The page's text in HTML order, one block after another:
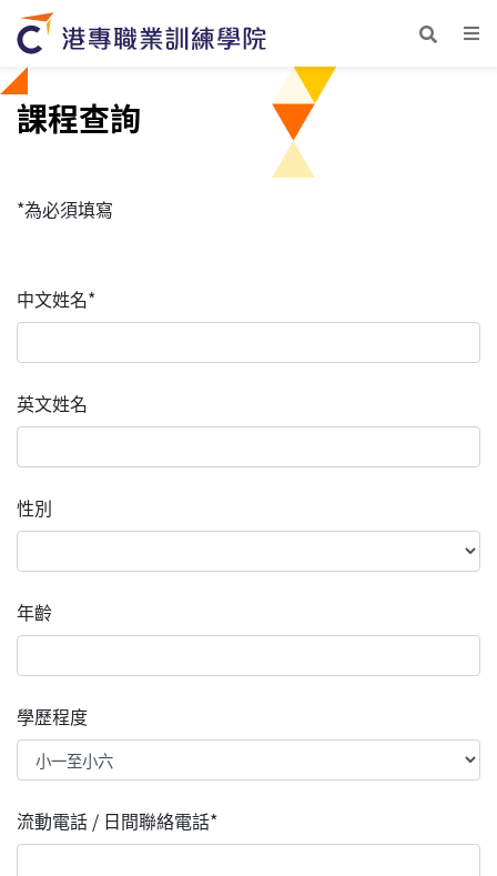
課程查詢
*為必須填寫
中文姓名*
英文姓名
性別
年齡
學歷程度
流動電話 / 日間聯絡電話*